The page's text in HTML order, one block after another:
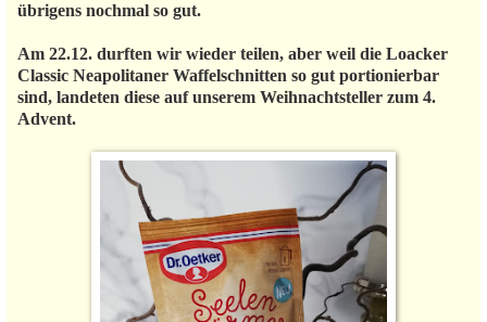
übrigens nochmal so gut.
Am 22.12. durften wir wieder teilen, aber weil die Loacker
Classic Neapolitaner Waffelschnitten so gut portionierbar
sind, landeten diese auf unserem Weihnachtsteller zum 4.
Advent.